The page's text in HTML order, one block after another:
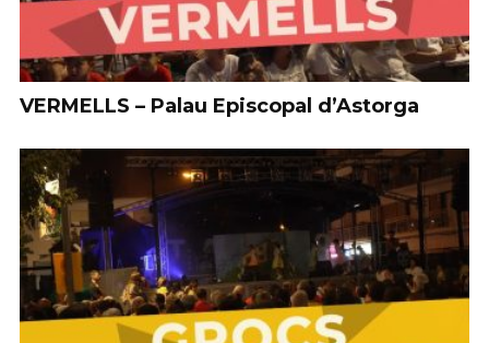
VERMELLS – Palau Episcopal d’Astorga